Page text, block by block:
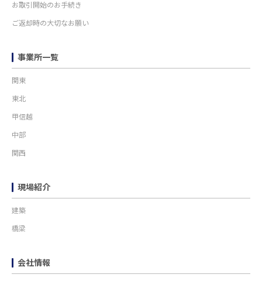
お取引開始のお手続き
ご返却時の大切なお願い
事業所一覧
関東
東北
甲信越
中部
関西
現場紹介
建築
橋梁
会社情報